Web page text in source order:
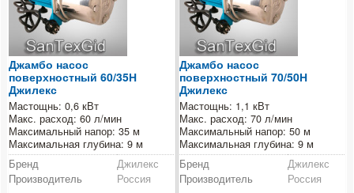
Автоматические блоки и реле
Grundfos
Счетчики
Фильтры
Котлы
Теплые полы
Джамбо насос
поверхностный 60/35Н
Джилекс
Мастощнь: 0,6 кВт
Макс. расход: 60 л/мин
Максимальный напор: 35 м
Максимальная глубина: 9 м
Бренд
Джилекс
Производитель
Россия
Джамбо насос
поверхностный 70/50Н
Джилекс
Мастощнь: 1,1 кВт
Макс. расход: 70 л/мин
Максимальный напор: 50 м
Максимальная глубина: 9 м
Бренд
Джилекс
Производитель
Россия